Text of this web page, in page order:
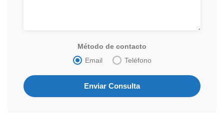
Método de contacto
Email
Teléfono